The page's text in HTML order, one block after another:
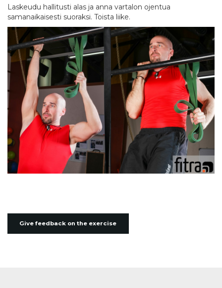
Laskeudu hallitusti alas ja anna vartalon ojentua
samanaikaisesti suoraksi. Toista liike.
Give feedback on the exercise